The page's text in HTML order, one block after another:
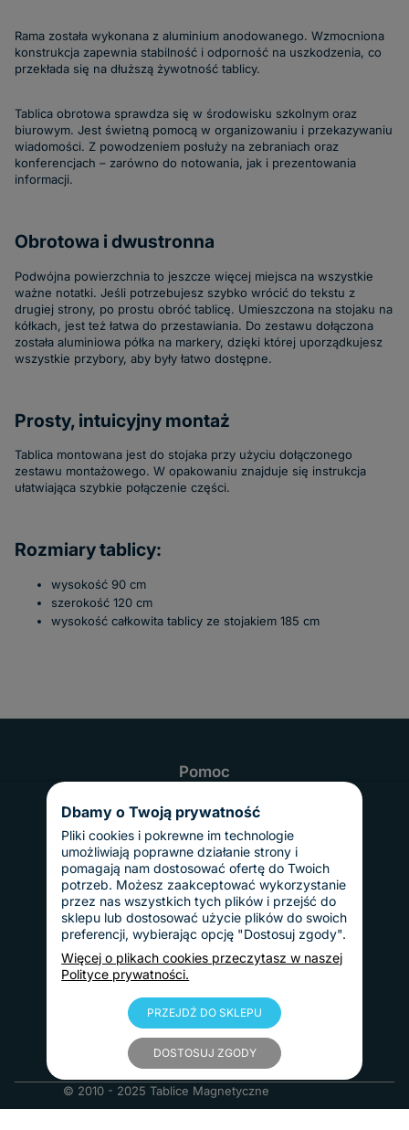
Rama została wykonana z aluminium anodowanego. Wzmocniona
konstrukcja zapewnia stabilność i odporność na uszkodzenia, co
przekłada się na dłuższą żywotność tablicy.
Tablica obrotowa sprawdza się w środowisku szkolnym oraz
biurowym. Jest świetną pomocą w organizowaniu i przekazywaniu
wiadomości. Z powodzeniem posłuży na zebraniach oraz
konferencjach – zarówno do notowania, jak i prezentowania
informacji.
Obrotowa i dwustronna
Podwójna powierzchnia to jeszcze więcej miejsca na wszystkie
ważne notatki. Jeśli potrzebujesz szybko wrócić do tekstu z
drugiej strony, po prostu obróć tablicę. Umieszczona na stojaku na
kółkach, jest też łatwa do przestawiania. Do zestawu dołączona
została aluminiowa półka na markery, dzięki której uporządkujesz
wszystkie przybory, aby były łatwo dostępne.
Prosty, intuicyjny montaż
Tablica montowana jest do stojaka przy użyciu dołączonego
zestawu montażowego. W opakowaniu znajduje się instrukcja
ułatwiająca szybkie połączenie części.
Rozmiary tablicy:
wysokość 90 cm
szerokość 120 cm
wysokość całkowita tablicy ze stojakiem 185 cm
Pomoc
Odbiór osobisty
Twoje konto
Informacje
Regulamin
Reklamacje i zwroty
Gwarancja
Polityka prywatności
Dostawy i płatności
Koszty dostawy
InPost Pay
Sposoby płatności
O nas
Kontakt
Informacje o firmie
Blog
© 2010 - 2025 Tablice Magnetyczne
Dbamy o Twoją prywatność
Pliki cookies i pokrewne im technologie
umożliwiają poprawne działanie strony i
pomagają nam dostosować ofertę do Twoich
potrzeb. Możesz zaakceptować wykorzystanie
przez nas wszystkich tych plików i przejść do
sklepu lub dostosować użycie plików do swoich
preferencji, wybierając opcję "Dostosuj zgody".
Więcej o plikach cookies przeczytasz w naszej
Polityce prywatności.
PRZEJDŹ DO SKLEPU
DOSTOSUJ ZGODY